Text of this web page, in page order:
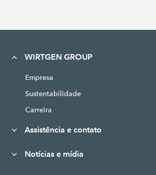
WIRTGEN GROUP
Empresa
Sustentabilidade
Carreira
Assistência e contato
Notícias e mídia